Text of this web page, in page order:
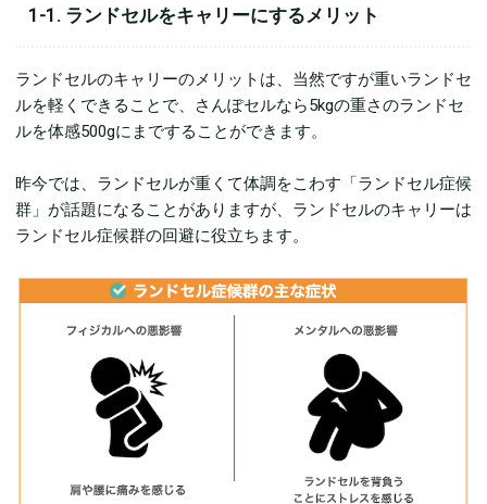
1-1. ランドセルをキャリーにするメリット
ランドセルのキャリーのメリットは、当然ですが重いランドセ
ルを軽くできることで、さんぽセルなら5kgの重さのランドセ
ルを体感500gにまですることができます。
昨今では、ランドセルが重くて体調をこわす「ランドセル症候
群」が話題になることがありますが、ランドセルのキャリーは
ランドセル症候群の回避に役立ちます。